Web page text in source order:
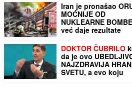
Iran je pronašao
MOĆNIJE OD
NUKLEARNE
već daje rezultate
DOKTOR ČUBRILO
da je ovo
NAJZDRAVIJA
SVETU, a evo koju
namirnicu nikada NE